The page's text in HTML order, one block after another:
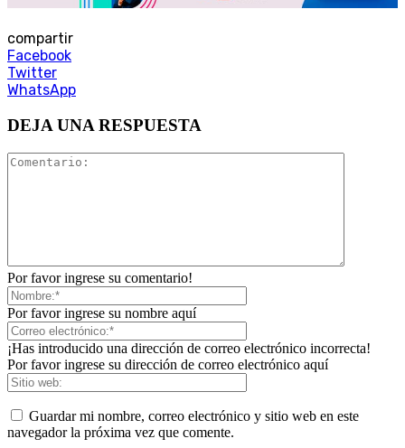
compartir
Facebook
Twitter
WhatsApp
DEJA UNA RESPUESTA
Por favor ingrese su comentario!
Por favor ingrese su nombre aquí
¡Has introducido una dirección de correo electrónico incorrecta!
Por favor ingrese su dirección de correo electrónico aquí
Guardar mi nombre, correo electrónico y sitio web en este
navegador la próxima vez que comente.